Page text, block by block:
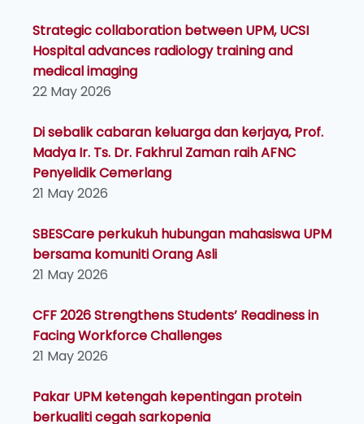
Strategic collaboration between UPM, UCSI
Hospital advances radiology training and
medical imaging
22 May 2026
Di sebalik cabaran keluarga dan kerjaya, Prof.
Madya Ir. Ts. Dr. Fakhrul Zaman raih AFNC
Penyelidik Cemerlang
21 May 2026
SBESCare perkukuh hubungan mahasiswa UPM
bersama komuniti Orang Asli
21 May 2026
CFF 2026 Strengthens Students’ Readiness in
Facing Workforce Challenges
21 May 2026
Pakar UPM ketengah kepentingan protein
berkualiti cegah sarkopenia